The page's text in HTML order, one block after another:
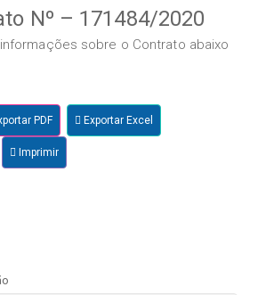
Nº – 171484/2020
sobre o Contrato abaixo
PDF Exportar Excel
Imprimir